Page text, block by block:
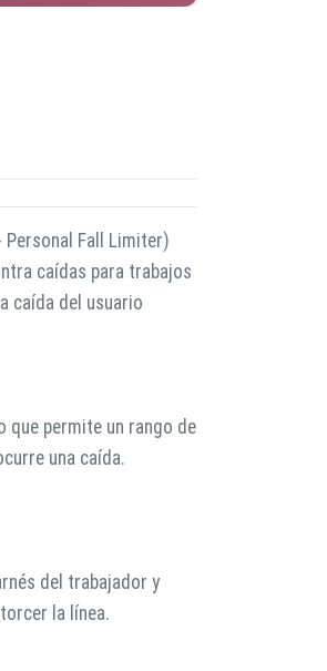
Personal Fall Limiter)
caídas para trabajos
caída del usuario
que permite un rango de
una caída.
del trabajador y
la línea.